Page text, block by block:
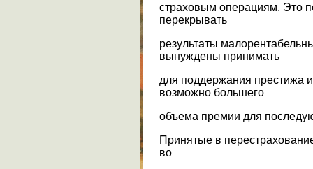
страховым операциям. Это
перекрывать
результаты
вынуждены принимать
для поддержания престижа
возможно большего
объема премии для
Принятые в
во